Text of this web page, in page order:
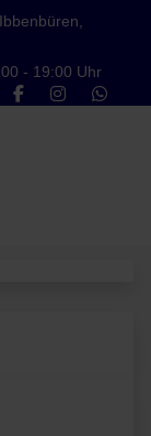
- 19:00 Uhr